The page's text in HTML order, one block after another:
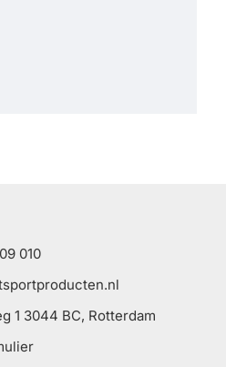
010
1 3044 BC, Rotterdam